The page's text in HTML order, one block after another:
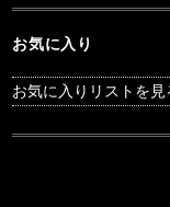
お気に入り
お気に入りリストを見